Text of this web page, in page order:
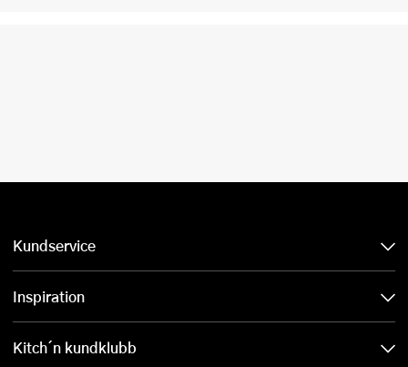
Kundservice
Inspiration
Kitch´n kundklubb